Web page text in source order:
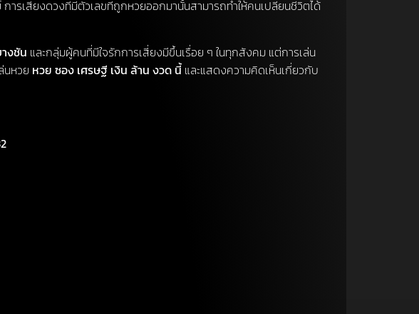
รเสี่ยงดวงที่มีตัวเลขที่ถูกหวยออกมานั้นสามารถทำให้คนเปลี่ยนชีวิตได้
งชัน และกลุ่มผู้คนที่มีใจรักการเสี่ยงมีขึ้นเรื่อย ๆ ในทุกสังคม แต่การเล่น
นหวย หวย ซอง เศรษฐี เงิน ล้าน งวด นี้และแสดงความคิดเห็นเกี่ยวกับ